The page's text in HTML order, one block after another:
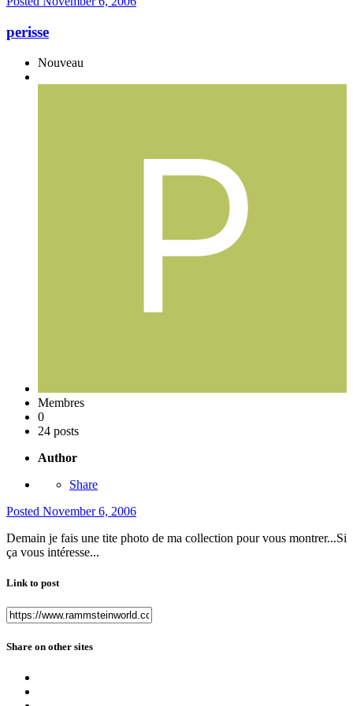
perisse
Nouveau
Membres
0
24 posts
Author
Share
Posted November 6, 2006
Demain je fais une tite photo de ma collection pour vous montrer...Si
ça vous intéresse...
Link to post
Share on other sites